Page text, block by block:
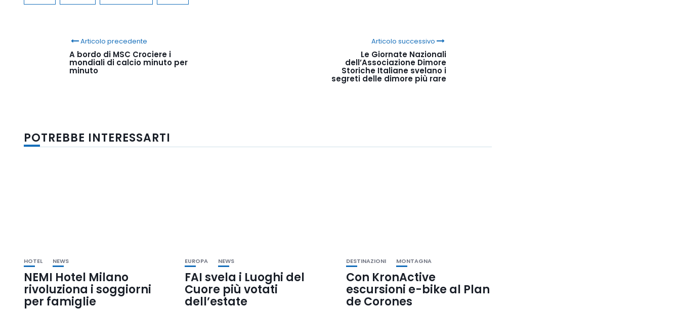
Articolo precedente
A bordo di MSC Crociere i
mondiali di calcio minuto per
minuto
Articolo successivo
Le Giornate Nazionali
dell’Associazione Dimore
Storiche Italiane svelano i
segreti delle dimore più rare
POTREBBE INTERESSARTI
HOTEL NEWS
NEMI Hotel Milano
rivoluziona i soggiorni
per famiglie
EUROPA NEWS
FAI svela i Luoghi del
Cuore più votati
dell’estate
DESTINAZIONI MONTAGNA
Con KronActive
escursioni e-bike al Plan
de Corones